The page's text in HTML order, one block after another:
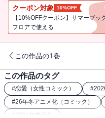
た。しかし、えみりは自分が自
てもらっていないことに悩んで
に。キャッチボールの第８巻！
クーポン対象 10%OFF
【10%OFFクーポン】サマーブッ
フロアで使える
この作品の1巻
この作品のタグ
#恋愛（女性コミック） #
#26年冬アニメ化（コミック）
#2024年映画化